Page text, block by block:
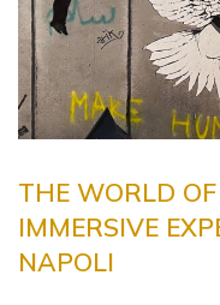
THE WORLD
IMMERSIVE
NAPOLI